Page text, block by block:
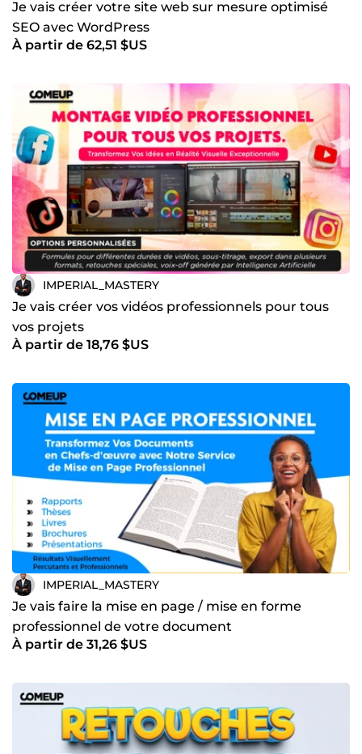
une idée ? Discutons-en ! Ensemble, nous allons construire
quelque chose d’extraordinaire. Faites le premier pas, et je
m’occupe du reste. 🚀
Je vais créer votre site web sur mesure optimisé
SEO avec WordPress
À partir de 62,51 $US
IMPERIAL_MASTERY
Je vais créer vos vidéos professionnels pour tous
vos projets
À partir de 18,76 $US
IMPERIAL_MASTERY
Je vais faire la mise en page / mise en forme
professionnel de votre document
À partir de 31,26 $US